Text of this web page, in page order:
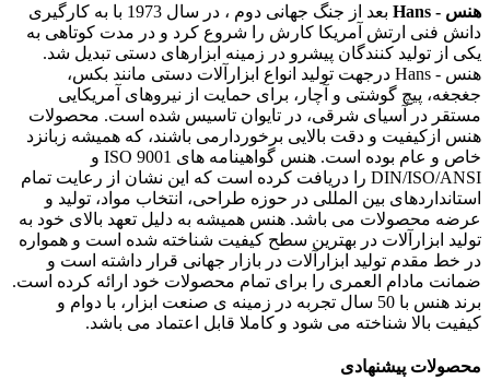
هنس - Hans
بعد از جنگ جهانی دوم ، در سال 1973 با به کارگیری
دانش فنی ارتش آمریکا کارش را شروع کرد و در مدت کوتاهی به
یکی از تولید کنندگان پیشرو در زمینه ابزارهای دستی تبدیل شد.
هنس - Hans درجهت تولید انواع ابزارآلات دستی مانند بکس،
جغجغه، پیچ گوشتی و آچار، برای حمایت از نیروهای آمریکایی
مستقر در آسیای شرقی، در تایوان تاسیس شده است. محصولات
هنس ازکیفیت و دقت بالایی برخوردارمی باشند، که همیشه زبانزد
خاص و عام بوده است. هنس گواهینامه های ISO 9001 و
DIN/ISO/ANSI را دریافت کرده است که این نشان از رعایت تمام
استانداردهای بین المللی در حوزه طراحی، انتخاب مواد، تولید و
عرضه محصولات می باشد. هنس همیشه به دلیل تعهد بالای خود به
تولید ابزارآلات در بهترین سطح کیفیت شناخته شده است و همواره
در خط مقدم تولید ابزارآلات در بازار جهانی قرار داشته است و
ضمانت مادام العمری را برای تمام محصولات خود ارائه کرده است.
برند هنس با 50 سال تجربه در زمینه ی صنعت ابزار، با دوام و
کیفیت بالا شناخته می شود و کاملا قابل اعتماد می باشد.
محصولات پیشنهادی